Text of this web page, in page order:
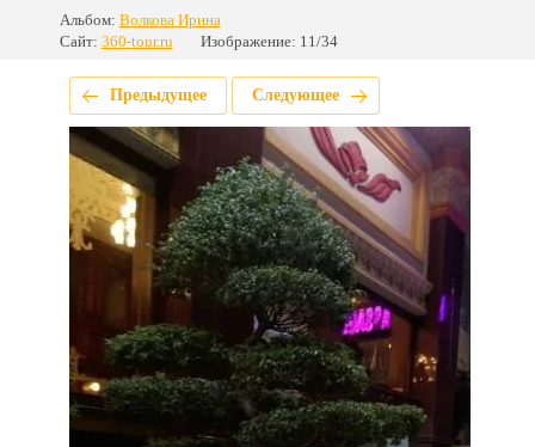
Альбом: Волкова Ирина
Сайт: 360-tour.ru Изображение: 11/34
Предыдущее Следующее